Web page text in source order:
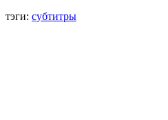
тэги: субтитры